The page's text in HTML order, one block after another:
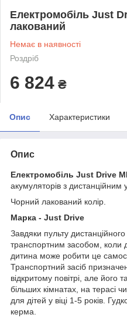
Електромобіль Just
лакований
Немає в наявності
Роздріб
6 824 ₴
Опис Характеристики
Опис
Електромобіль Just Drive
акумуляторів з дистанційним
Чорний лакований колір.
Марка - Just Drive
Завдяки пульту
транспортним засобом, коли
дитина може робити це
Транспортний засіб
відкритому повітрі, але його
більших кімнатах, на терасі
для дітей у віці 1-5 років.
керма.